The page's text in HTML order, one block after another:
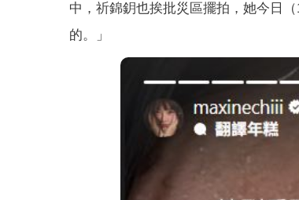
中，祈錦鈅也挨批災區擺拍，她今日
的。」